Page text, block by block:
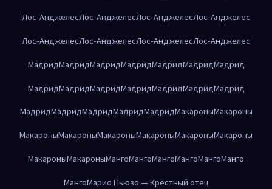
Лос-АнджелесЛос-АнджелесЛос-АнджелесЛос-Анджелес
Лос-АнджелесЛос-АнджелесЛос-АнджелесЛос-Анджелес
МадридМадридМадридМадридМадридМадридМадрид
МадридМадридМадридМадридМадридМадридМадрид
МадридМадридМадридМадридМадридМакароныМакароны
МакароныМакароныМакароныМакароныМакароныМакароны
МакароныМакароныМангоМангоМангоМангоМангоМанго
МангоМарио Пьюзо — Крёстный отец